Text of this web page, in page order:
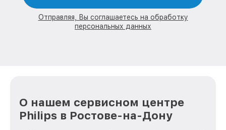
Отправляя, Вы соглашаетесь на обработку
персональных данных
О нашем сервисном центре
Philips в Ростове-на-Дону